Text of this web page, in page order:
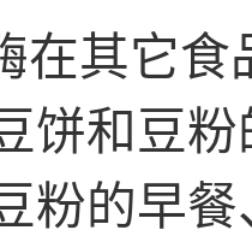
在其它食
饼和豆
粉的早